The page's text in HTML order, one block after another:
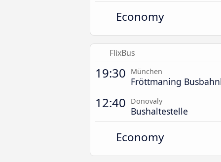
Economy
FlixBus
19:30 München
Fröttmaning
12:40 Donovaly
Bushaltestelle
Economy